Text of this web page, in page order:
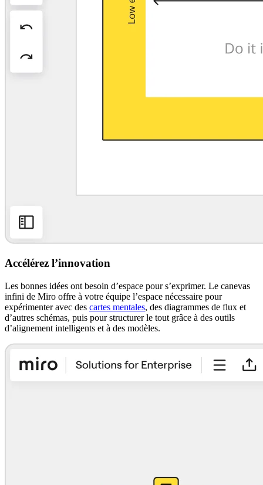
Accélérez l’innovation
Les bonnes idées ont besoin d’espace pour s’exprimer. Le canevas
infini de Miro offre à votre équipe l’espace nécessaire pour
expérimenter avec des cartes mentales, des diagrammes de flux et
d’autres schémas, puis pour structurer le tout grâce à des outils
d’alignement intelligents et à des modèles.